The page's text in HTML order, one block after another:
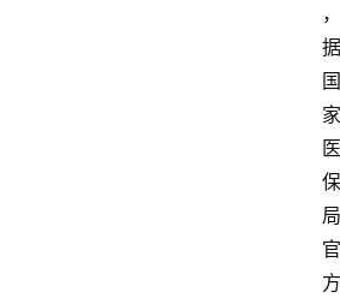
，
据
国
家
医
保
局
官
方